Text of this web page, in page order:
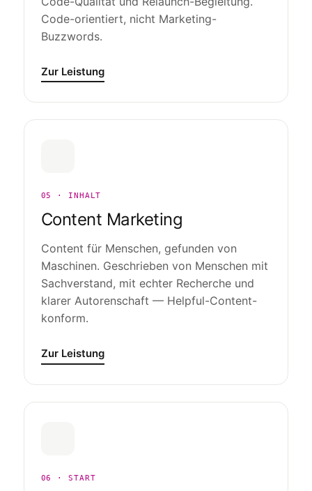
Code-orientiert, nicht Marketing-
Buzzwords.
Zur Leistung
05 · INHALT
Content Marketing
Content für Menschen, gefunden von
Maschinen. Geschrieben von Menschen mit
Sachverstand, mit echter Recherche und
klarer Autorenschaft — Helpful-Content-
konform.
Zur Leistung
06 · START